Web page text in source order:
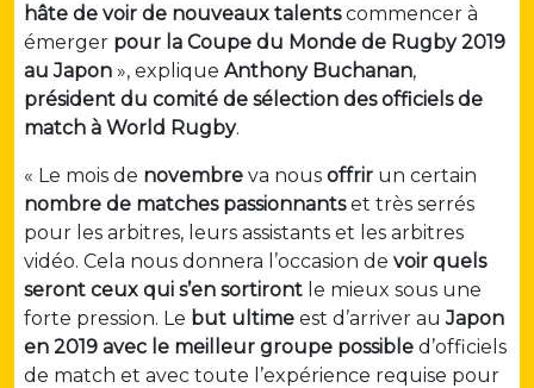
hâte de voir de nouveaux talentscommencer à
émerger pour la Coupe du Monde de Rugby 2019
au Japon », explique Anthony Buchanan,
président du comité de sélection des officiels de
match à World Rugby.
« Le mois de novembre va nous offrir un certain
nombre de matches passionnantset très serrés
pour les arbitres, leurs assistants et les arbitres
vidéo. Cela nous donnera l’occasion de voir quels
seront ceux qui s’en sortiront le mieux sous une
forte pression. Le but ultime est d’arriver auJapon
en 2019 avec le meilleur groupe possible d’officiels
de match et avec toute l’expérience requise pour